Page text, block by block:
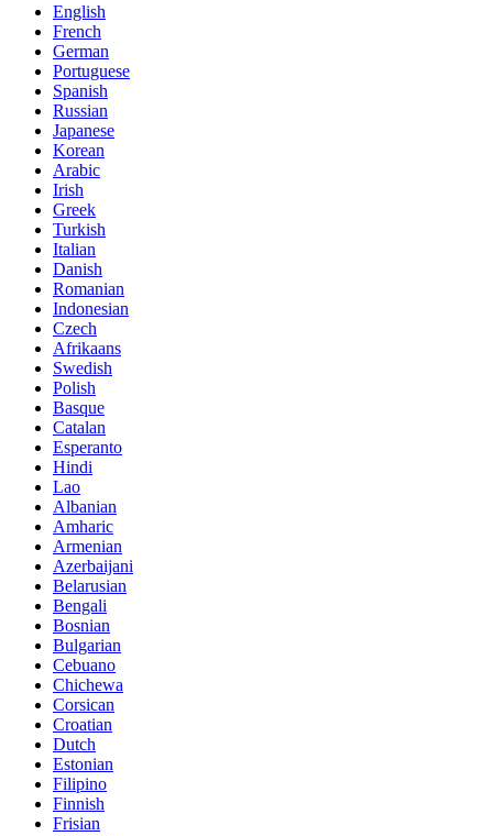
English
French
German
Portuguese
Spanish
Russian
Japanese
Korean
Arabic
Irish
Greek
Turkish
Italian
Danish
Romanian
Indonesian
Czech
Afrikaans
Swedish
Polish
Basque
Catalan
Esperanto
Hindi
Lao
Albanian
Amharic
Armenian
Azerbaijani
Belarusian
Bengali
Bosnian
Bulgarian
Cebuano
Chichewa
Corsican
Croatian
Dutch
Estonian
Filipino
Finnish
Frisian